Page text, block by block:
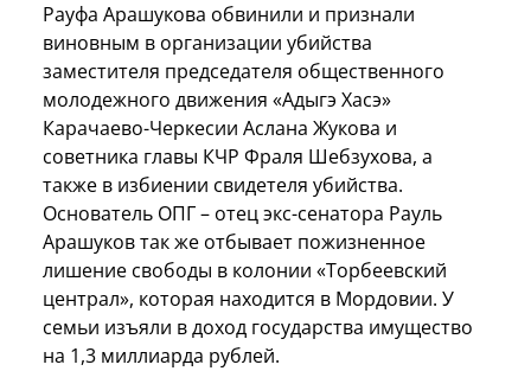
Рауфа Арашукова обвинили и признали
виновным в организации убийства
заместителя председателя общественного
молодежного движения «Адыгэ Хасэ»
Карачаево-Черкесии Аслана Жукова и
советника главы КЧР Фраля Шебзухова, а
также в избиении свидетеля убийства.
Основатель ОПГ – отец экс-сенатора Рауль
Арашуков так же отбывает пожизненное
лишение свободы в колонии «Торбеевский
централ», которая находится в Мордовии. У
семьи изъяли в доход государства имущество
на 1,3 миллиарда рублей.